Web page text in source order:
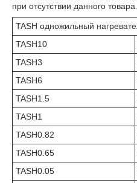
при отсутствии данного товара.
TASH одножильный
TASH10
TASH3
TASH6
TASH1.5
TASH1
TASH0.82
TASH0.65
TASH0.05